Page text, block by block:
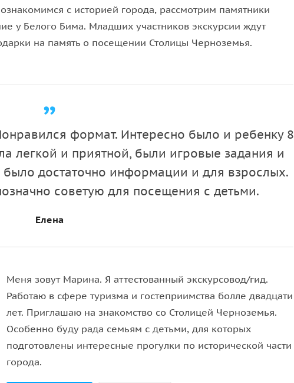
с историей города, рассмотрим памятники
у Белого Бима. Младших участников экскурсии ждут
на память о посещении Столицы Черноземья.
формат. Интересно было и ребенку 8
легкой и приятной, были игровые задания и
достаточно информации и для взрослых.
советую для посещения с детьми.
Елена
Меня зовут Марина. Я аттестованный экскурсовод/гид.
Работаю в сфере туризма и гостеприимства болле двадцати
лет. Приглашаю на знакомство со Столицей Черноземья.
Особенно буду рада семьям с детьми, для которых
подготовлены интересные прогулки по исторической части
города.